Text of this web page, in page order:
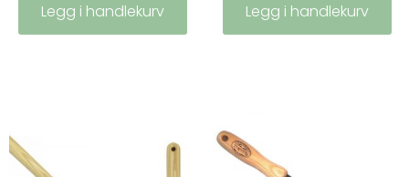
Legg i handlekurv Legg i handlekurv